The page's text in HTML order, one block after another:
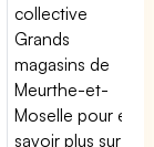
collective
Grands
magasins de
Meurthe-et-
Moselle pour en
savoir plus sur le